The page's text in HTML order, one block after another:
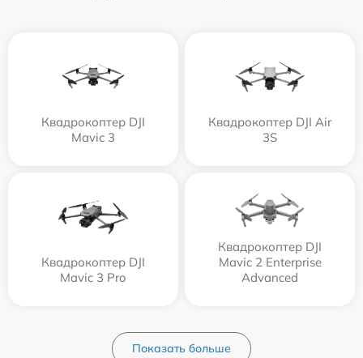
Квадрокоптер DJI
Mavic 3
Квадрокоптер DJI Air
3S
Квадрокоптер DJI
Mavic 3 Pro
Квадрокоптер DJI
Mavic 2 Enterprise
Advanced
Показать больше